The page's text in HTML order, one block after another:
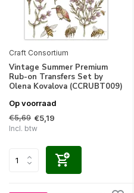
Craft Consortium
Vintage Summer Premium
Rub-on Transfers Set by
Olena Kovalova (CCRUBT009)
Op voorraad
€5,69 €5,19
Incl. btw